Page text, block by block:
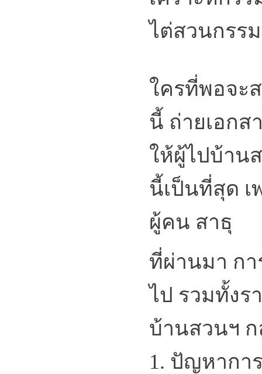
ไต่สวนกรรม
ใครที่พอจะ
นี้ ถ่ายเอกส
ให้ผู้ไปบ้าน
นี้เป็นที่สุด เ
ผู้คน สาธุ
ที่ผ่านมา ก
ไป รวมทั้งร
บ้านสวนฯ
1. ปัญหากา